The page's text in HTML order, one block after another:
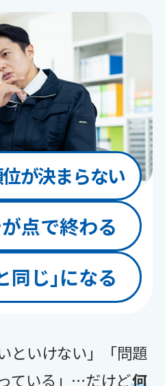
が決まらない
点で終わる
同じ｣になる
といけない」「問題
いる」 …だけど何